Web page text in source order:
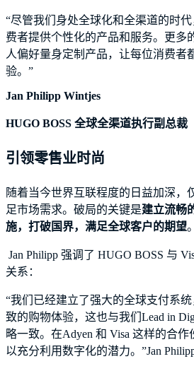
“尽管我们身处全球化和全渠道的时
费者提供个性化的产品和服务。更多
人偏好量身定制产品，让每位消费者
验。”
Jan Philipp Wintjes
HUGO BOSS 全球全渠道执行副总裁
引领零售业时尚
随着当今世界互联程度的日益加深，
足市场需求。破局的关键是建立流畅
施，打破国界，满足全球客户的期望。
Jan Philipp 强调了 HUGO BOSS 与
关系：
“我们已经建立了强大的全球支付系
致的购物体验，这也与我们Lead in
略一致。在Adyen 和 Visa 这样的合
以充分利用数字化的潜力。”Jan